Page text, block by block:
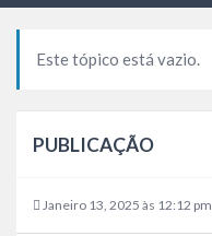
Este tópico está vazio.
PUBLICAÇÃO
Janeiro 13, 2025 às 12:12 pm